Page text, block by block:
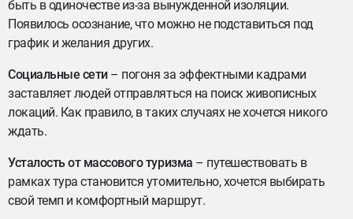
быть в одиночестве из-за вынужденной изоляции.
Появилось осознание, что можно не подставиться под
график и желания других.
Социальные сети– погоня за эффектными кадрами
заставляет людей отправляться на поиск живописных
локаций. Как правило, в таких случаях не хочется никого
ждать.
Усталость от массового туризма – путешествовать в
рамках тура становится утомительно, хочется выбирать
свой темп и комфортный маршрут.